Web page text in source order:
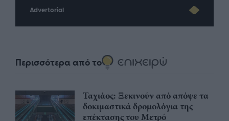
Advertorial
Περισσότερα από το
Ταχιάος: Ξεκινούν από απόψε τα
δοκιμαστικά δρομολόγια της
επέκτασης του Μετρό